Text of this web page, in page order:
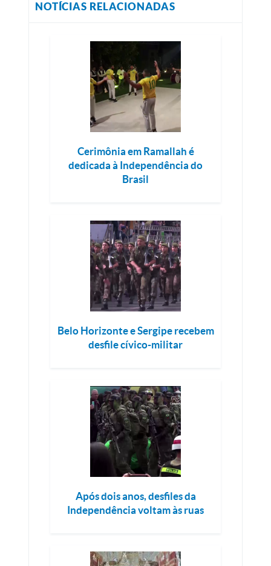
NOTÍCIAS RELACIONADAS
Cerimônia em Ramallah é
dedicada à Independência do
Brasil
Belo Horizonte e Sergipe recebem
desfile cívico-militar
Após dois anos, desfiles da
Independência voltam às ruas